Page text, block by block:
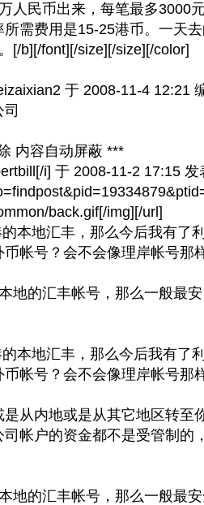
人民币出来，每笔最多3000
需费用是15-25港币。一天
[/b][/font][/size][/size][/color]
于 2008-11-4 12:21
内容自动屏蔽 ***
i] 于 2008-11-2 17:15
back.gif[/img][/url]
本地汇丰，那么今后我有了
帐号？会不会像理岸帐号那
地的汇丰帐号，那么一般最
本地汇丰，那么今后我有了
帐号？会不会像理岸帐号那
从内地或是从其它地区转至
司帐户的资金都不是受管制的
地的汇丰帐号，那么一般最